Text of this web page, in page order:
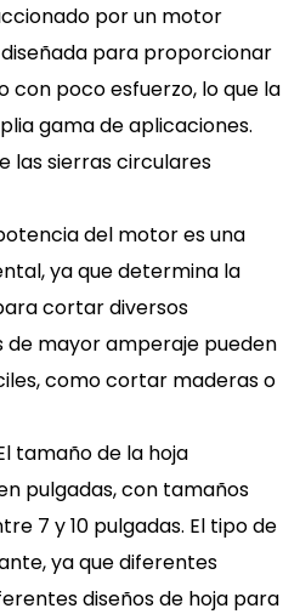
por un motor
para proporcionar
con poco esfuerzo, lo que la
gama de aplicaciones.
las sierras circulares
del motor es una
ya que determina la
cortar diversos
de mayor amperaje pueden
como cortar maderas o
tamaño de la hoja
pulgadas, con tamaños
7 y 10 pulgadas. El tipo de
ya que diferentes
diseños de hoja para